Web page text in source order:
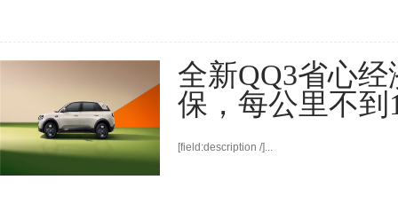
全新QQ3省心
保，每公里不到
[field:description /]...